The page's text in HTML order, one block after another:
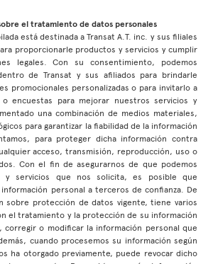
el tratamiento de datos personales
está destinada a Transat A.T. inc. y sus filiales
proporcionarle productos y servicios y cumplir
legales. Con su consentimiento, podemos
de Transat y sus afiliados para brindarle
promocionales personalizadas o para invitarlo a
encuestas para mejorar nuestros servicios y
una combinación de medios materiales,
para garantizar la fiabilidad de la información
para proteger dicha información contra
acceso, transmisión, reproducción, uso o
Con el fin de asegurarnos de que podemos
y servicios que nos solicita, es posible que
personal a terceros de confianza. De
sobre protección de datos vigente, tiene varios
el tratamiento y la protección de su información
corregir o modificar la información personal que
cuando procesemos su información según
ha otorgado previamente, puede revocar dicho